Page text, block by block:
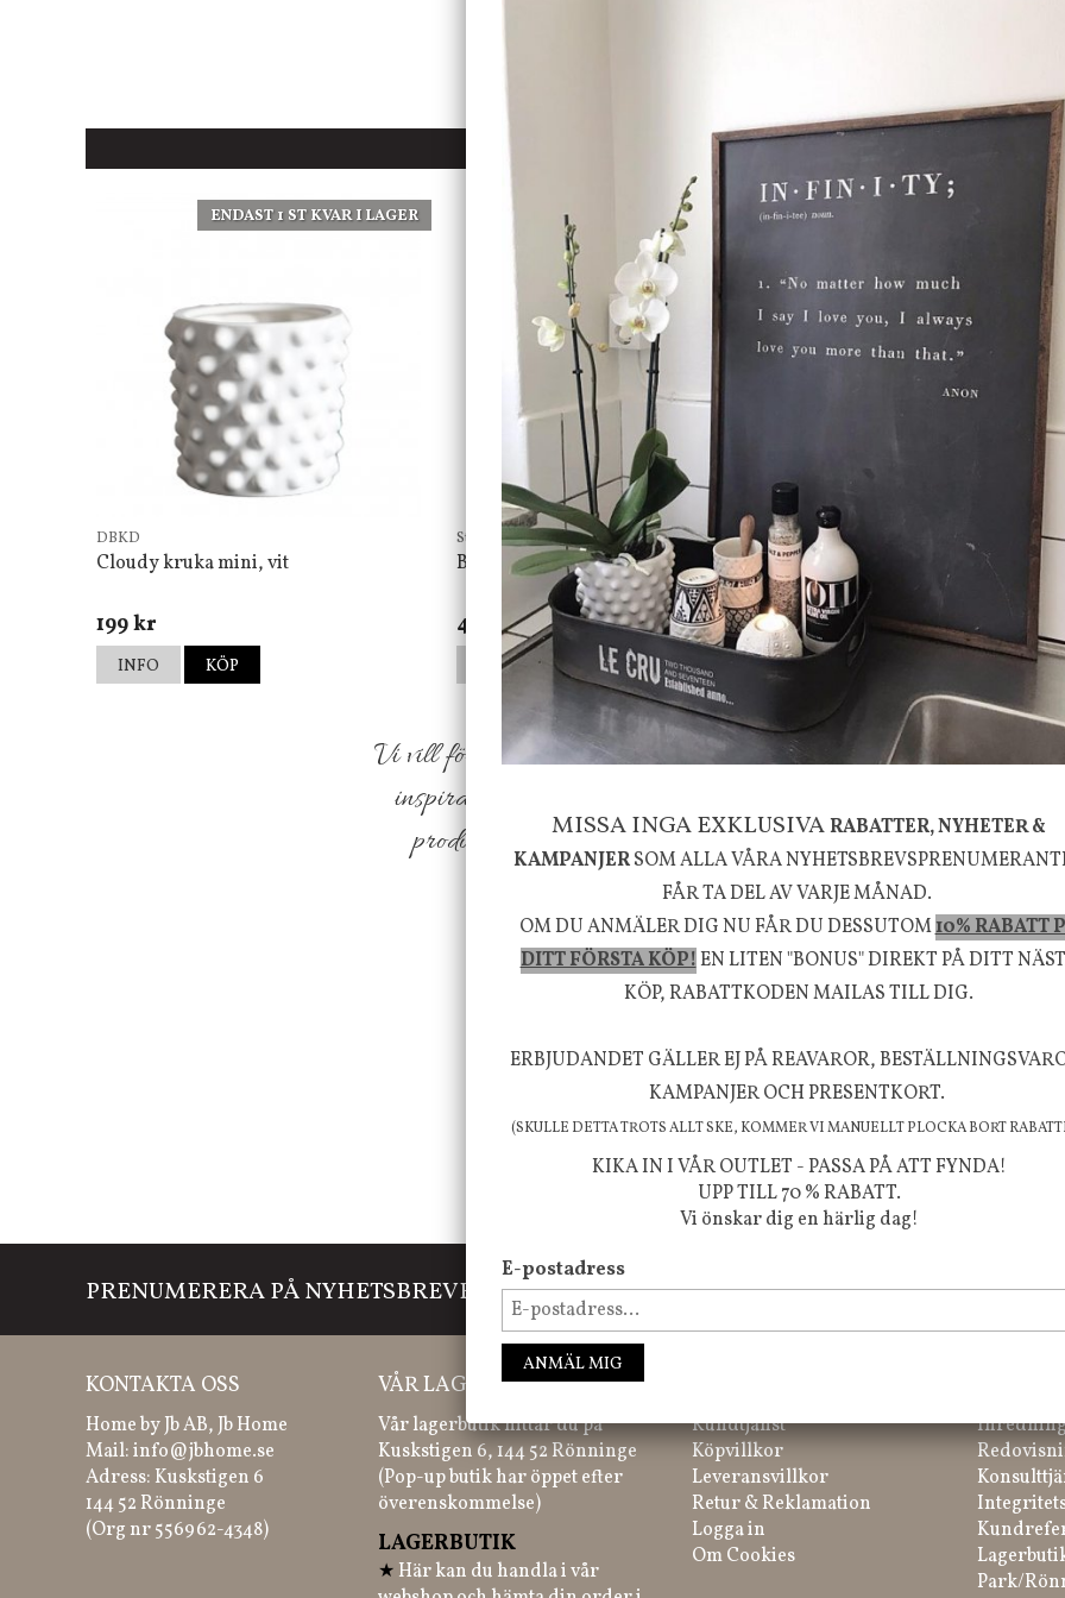
DU KANSKE OCKSÅ ÄR INTRESSERAD AV
ENDAST 1 ST KVAR I LAGER
DBKD
Cloudy kruka mini, vit
199 kr
INFO KÖP
Star Trading
Bordslampa Mushroom vit, Utomhus
499 kr
INFO KÖP
House Doctor
Skål, Hands marmor
635 kr 795 kr
Vi vill förmedla känsla, upplevelse och välbefinnande för dig
inspiration från naturen och dess färgpalett erbjuder vi
produkter som ökar trivsel i ditt hem och ger det lilla extra
välmående!
FÖLJ OSS PÅ INSTAGRAM @JBHOME
PRENUMERERA PÅ NYHETSBREVET Missa inte våra nyheter, kampanjer och roliga happenings!
KONTAKTA OSS
Home by Jb AB, Jb Home
Mail:info@jbhome.se
Adress: Kuskstigen 6
144 52 Rönninge
(Org nr 556962-4348)
VÅR LAGERBUTIK
Vår lagerbutik hittar du på
Kuskstigen 6, 144 52 Rönninge
(Pop-up butik har öppet efter
överenskommelse)
LAGERBUTIK
★ Här kan du handla i vår
Kundtjänst
Köpvillkor
Leveransvillkor
Retur & Reklamation
Logga in
Om Cookies
Park/
MISSA INGA EXKLUSIVARABATTER, NYHETER &
KAMPANJERSOM ALLA VÅRA
FÅR TA DEL AV VARJE MÅNAD.
OM DU ANMÄLER DIG NU FÅR DU DESSUTOM10% RABATT
DITT FÖRSTA KÖP!EN LITEN "BONUS" DIREKT PÅ DITT
KÖP, RABATTKODEN MAILAS TILL DIG.
ERBJUDANDET GÄLLER EJ PÅ REAVAROR,
KAMPANJER OCH PRESENTKORT.
(SKULLE DETTA TROTS ALLT SKE, KOMMER VI MANUELLT PLOCKA BORT
KIKA IN I VÅR OUTLET - PASSA PÅ ATT FYNDA!
UPP TILL 70 % RABATT.
Vi önskar dig en härlig dag!
E-postadress
ANMÄL MIG